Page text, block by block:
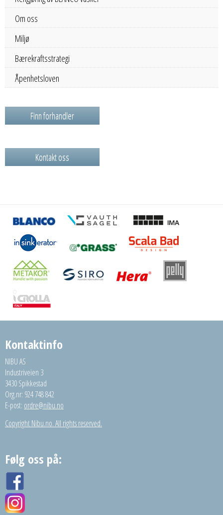
Om oss
Miljø
Bærekraftsstrategi
Åpenhetsloven
Finn forhandler
Kontakt oss
Kontaktinfo
NIBU AS
Industriveien 3
3430 Spikkestad
Org.nr: 924 748 842
E-post: ordre@nibu.no
Copyright Nibu.no. All rights reserved.
Følg oss på: